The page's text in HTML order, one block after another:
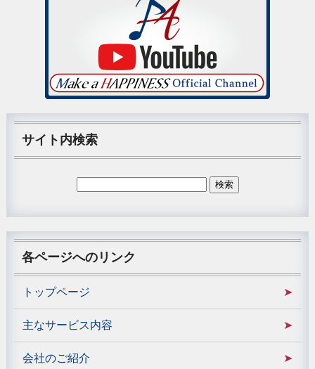
サイト内検索
各ページへのリンク
トップページ
主なサービス内容
会社のご紹介